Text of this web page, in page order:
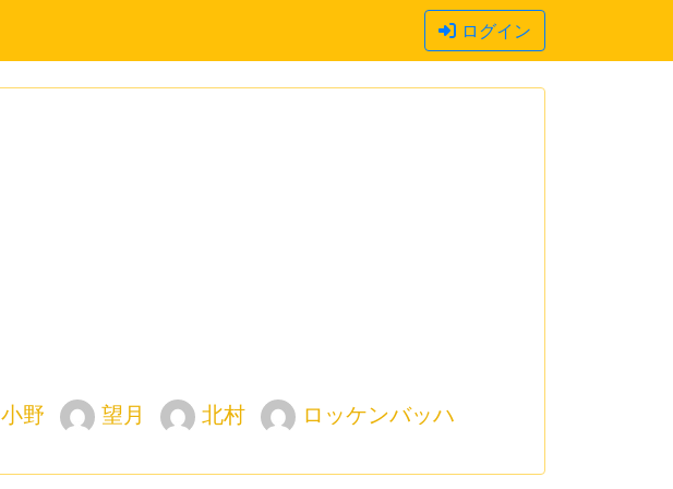
ログイン
小野 望月 北村 ロッケンバッハ